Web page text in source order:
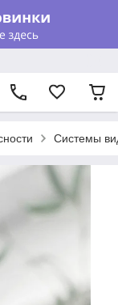
Системы